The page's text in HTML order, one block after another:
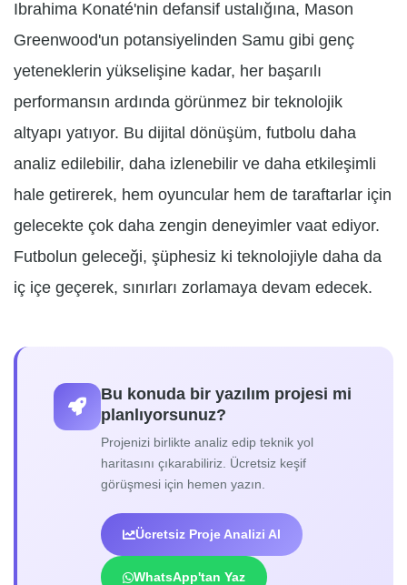
Ibrahima Konaté'nin defansif ustalığına, Mason
Greenwood'un potansiyelinden Samu gibi genç
yeteneklerin yükselişine kadar, her başarılı
performansın ardında görünmez bir teknolojik
altyapı yatıyor. Bu dijital dönüşüm, futbolu daha
analiz edilebilir, daha izlenebilir ve daha etkileşimli
hale getirerek, hem oyuncular hem de taraftarlar için
gelecekte çok daha zengin deneyimler vaat ediyor.
Futbolun geleceği, şüphesiz ki teknolojiyle daha da
iç içe geçerek, sınırları zorlamaya devam edecek.
Bu konuda bir yazılım projesi mi
planlıyorsunuz?
Projenizi birlikte analiz edip teknik yol
haritasını çıkarabiliriz. Ücretsiz keşif
görüşmesi için hemen yazın.
Ücretsiz Proje Analizi Al
WhatsApp'tan Yaz